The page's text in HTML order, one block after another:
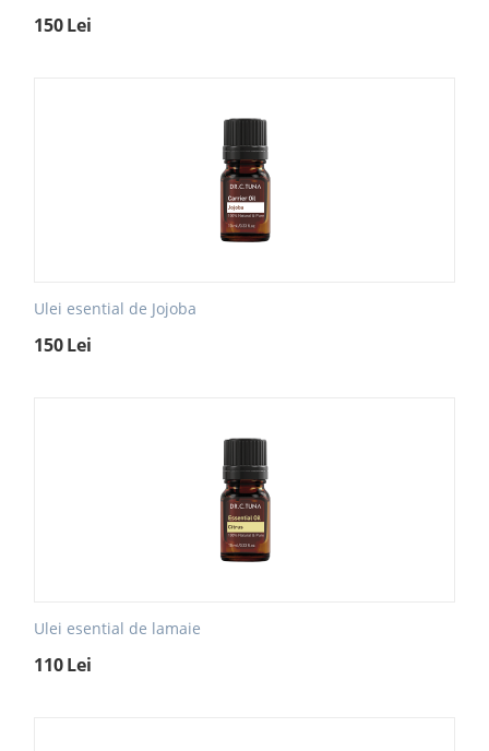
150Lei
Ulei esential de Jojoba
150Lei
Ulei esential de lamaie
110Lei